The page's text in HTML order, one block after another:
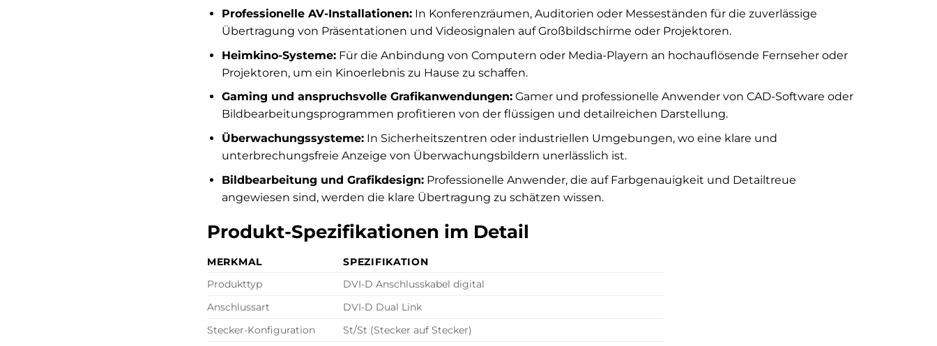
Professionelle AV-Installationen:In Konferenzräumen, Auditorien oder Messeständen für die zuverlässige
Übertragung von Präsentationen und Videosignalen auf Großbildschirme oder Projektoren.
Heimkino-Systeme:Für die Anbindung von Computern oder Media-Playern an hochauflösende Fernseher oder
Projektoren, um ein Kinoerlebnis zu Hause zu schaffen.
Gaming und anspruchsvolle Grafikanwendungen:Gamer und professionelle Anwender von CAD-Software oder
Bildbearbeitungsprogrammen profitieren von der flüssigen und detailreichen Darstellung.
Überwachungssysteme:In Sicherheitszentren oder industriellen Umgebungen, wo eine klare und
unterbrechungsfreie Anzeige von Überwachungsbildern unerlässlich ist.
Bildbearbeitung und Grafikdesign:Professionelle Anwender, die auf Farbgenauigkeit und Detailtreue
angewiesen sind, werden die klare Übertragung zu schätzen wissen.
Produkt-Spezifikationen im Detail
MERKMAL
SPEZIFIKATION
Produkttyp
DVI-D Anschlusskabel digital
Anschlussart
DVI-D Dual Link
Stecker-Konfiguration
St/St (Stecker auf Stecker)